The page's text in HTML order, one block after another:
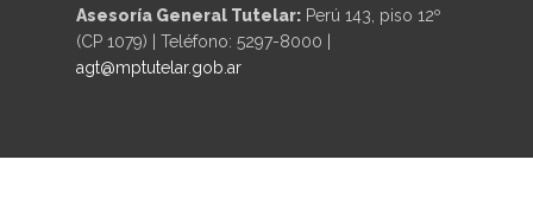
Asesoría General Tutelar: Perú 143, piso 12º
(CP 1079) | Teléfono: 5297-8000 |
agt@mptutelar.gob.ar